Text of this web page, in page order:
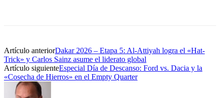
Artículo anteriorDakar 2026 – Etapa 5: Al-Attiyah logra el «Hat-
Trick» y Carlos Sainz asume el liderato global
Artículo siguienteEspecial Día de Descanso: Ford vs. Dacia y la
«Cosecha de Hierros» en el Empty Quarter